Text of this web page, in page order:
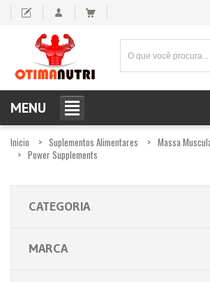
MENU
Inicio Suplementos Alimentares Massa
Power Supplements
CATEGORIA
MARCA